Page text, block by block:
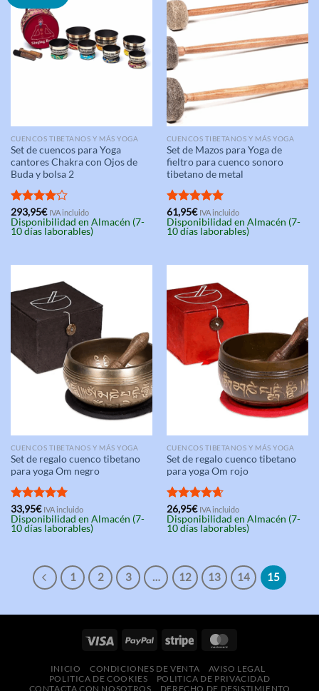
CUENCOS TIBETANOS Y MÁS YOGA
Set de cuencos para Yoga
cantores Chakra con Ojos de
Buda y bolsa 2
Valorado
con4.00
de 5
293,95€ IVA incluido
Disponibilidad en Almacén (7-
10 días laborables)
CUENCOS TIBETANOS Y MÁS YOGA
Set de Mazos para Yoga de
fieltro para cuenco sonoro
tibetano de metal
Valorado
con5.00
de 5
61,95€ IVA incluido
Disponibilidad en Almacén (7-
10 días laborables)
CUENCOS TIBETANOS Y MÁS YOGA
Set de regalo cuenco tibetano
para yoga Om negro
Valorado
con5.00
de 5
33,95€ IVA incluido
Disponibilidad en Almacén (7-
10 días laborables)
CUENCOS TIBETANOS Y MÁS YOGA
Set de regalo cuenco tibetano
para yoga Om rojo
Valorado
con4.67
de 5
26,95€ IVA incluido
Disponibilidad en Almacén (7-
10 días laborables)
1 2 3 … 12 13 14 15
INICIO CONDICIONES DE VENTA
AVISO LEGAL
POLITICA DE COOKIES
POLITICA DE PRIVACIDAD
CONTACTA CON NOSOTROS
DERECHO DE DESISTIMIENTO